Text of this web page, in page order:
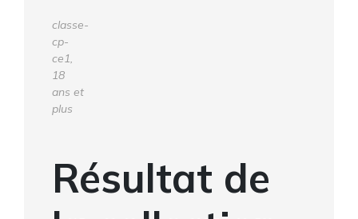
classe-
cp-
ce1,
18
ans et
plus
Résultat de